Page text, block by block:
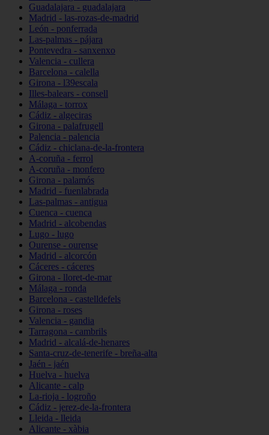
Guadalajara - guadalajara
Madrid - las-rozas-de-madrid
León - ponferrada
Las-palmas - pájara
Pontevedra - sanxenxo
Valencia - cullera
Barcelona - calella
Girona - l39escala
Illes-balears - consell
Málaga - torrox
Cádiz - algeciras
Girona - palafrugell
Palencia - palencia
Cádiz - chiclana-de-la-frontera
A-coruña - ferrol
A-coruña - monfero
Girona - palamós
Madrid - fuenlabrada
Las-palmas - antigua
Cuenca - cuenca
Madrid - alcobendas
Lugo - lugo
Ourense - ourense
Madrid - alcorcón
Cáceres - cáceres
Girona - lloret-de-mar
Málaga - ronda
Barcelona - castelldefels
Girona - roses
Valencia - gandia
Tarragona - cambrils
Madrid - alcalá-de-henares
Santa-cruz-de-tenerife - breña-alta
Jaén - jaén
Huelva - huelva
Alicante - calp
La-rioja - logroño
Cádiz - jerez-de-la-frontera
Lleida - lleida
Alicante - xàbia